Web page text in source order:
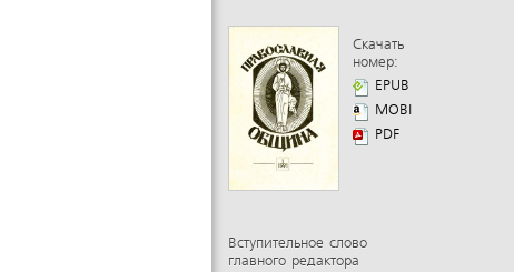
Скачать
номер:
EPUB
MOBI
PDF
Вступительное слово
главного редактора